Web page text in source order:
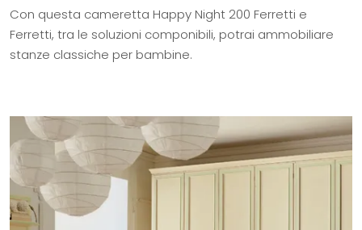
Con questa cameretta Happy Night 200 Ferretti e
Ferretti, tra le soluzioni componibili, potrai ammobiliare
stanze classiche per bambine.